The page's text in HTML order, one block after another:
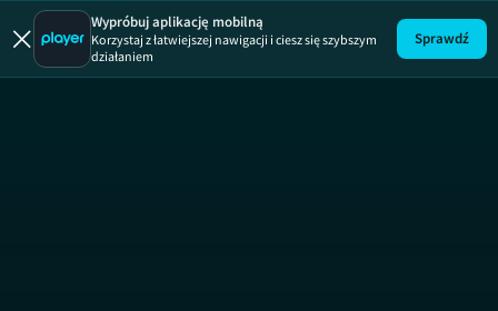
Wypróbuj aplikację mobilną
Korzystaj z łatwiejszej nawigacji i ciesz się szybszym
działaniem
Sprawdź